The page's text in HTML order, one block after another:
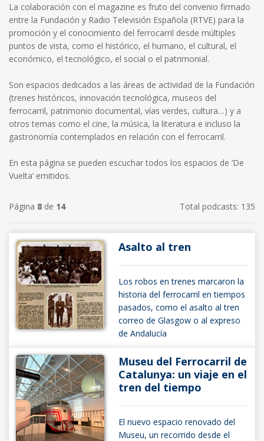
La colaboración con el magazine es fruto del convenio firmado
entre la Fundación y Radio Televisión Española (RTVE) para la
promoción y el conocimiento del ferrocarril desde múltiples
puntos de vista, como el histórico, el humano, el cultural, el
económico, el tecnológico, el social o el patrimonial.
Son espacios dedicados a las áreas de actividad de la Fundación
(trenes históricos, innovación tecnológica, museos del
ferrocarril, patrimonio documental, vías verdes, cultura…) y a
otros temas como el cine, la música, la literatura e incluso la
gastronomía contemplados en relación con el ferrocarril.
En esta página se pueden escuchar todos los espacios de ‘De
Vuelta’ emitidos.
Página 8 de 14 Total podcasts: 135
Asalto al tren
Los robos en trenes marcaron la
historia del ferrocarril en tiempos
pasados, como el asalto al tren
correo de Glasgow o al expreso
de Andalucía
Museu del Ferrocarril de
Catalunya: un viaje en el
tren del tiempo
El nuevo espacio renovado del
Museu, un recorrido desde el